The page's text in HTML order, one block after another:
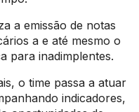
a emissão de notas
a e até mesmo o
para inadimplentes.
o time passa a atuar
indicadores,